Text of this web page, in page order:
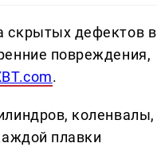
скрытых дефектов в
повреждения,
.
коленвалы,
плавки